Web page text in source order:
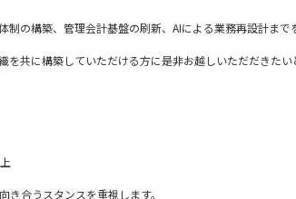
部コンサルティング会社と緊密に連携して業務を遂行
あるいはこれまでの経験からすると難しすぎないか？」
の方のスキルや希望を鑑みて、マッチした企業様をご提案
の構築、管理会計基盤の刷新、AIによる業務再設計まで
共に構築していただける方に是非お越しいただだきたい
IR等の周辺・上流領域
合うスタンスを重視します。